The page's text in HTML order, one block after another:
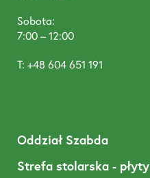
Sobota:
7:00 – 12:00
T: +48 604 651 191
Oddział Szabda
Strefa stolarska - płyty